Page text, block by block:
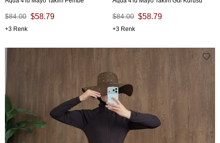
$58.79
$84.00
3
$58.79
$84.00
3